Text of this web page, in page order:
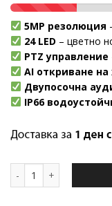
5MP резолюция
24 LED – цветно
PTZ управление
AI откриване
Двупосочна
IP66